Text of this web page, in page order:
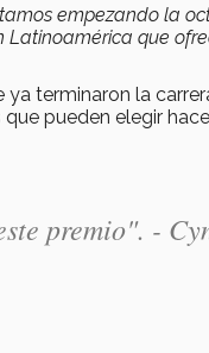
empezando la
Latinoamérica que
ya terminaron la
pueden elegir
premio". -